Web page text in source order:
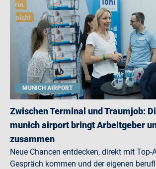
MUNICH AIRPORT
Zwischen Terminal und Traumjob:
munich airport bringt Arbeitgeber
zusammen
Neue Chancen entdecken, direkt mit Top-
Gespräch kommen und der eigenen